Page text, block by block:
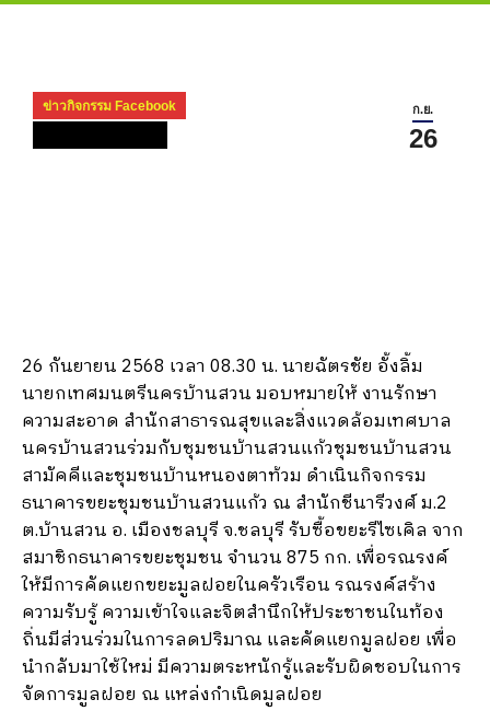
ก.ย.
26
ข่าวกิจกรรม Facebook
26 กันยายน 2568 เวลา 08.30 น. นายฉัตรชัย อั้งลิ้ม
นายกเทศมนตรีนครบ้านสวน มอบหมายให้ งานรักษา
ความสะอาด สำนักสาธารณสุขและสิ่งแวดล้อมเทศบาล
นครบ้านสวนร่วมกับชุมชนบ้านสวนแก้วชุมชนบ้านสวน
สามัคคีและชุมชนบ้านหนองตาท้วม ดำเนินกิจกรรม
ธนาคารขยะชุมชนบ้านสวนแก้ว ณ สำนักชีนารีวงศ์ ม.2
ต.บ้านสวน อ. เมืองชลบุรี จ.ชลบุรี รับซื้อขยะรีไซเคิล จาก
สมาชิกธนาคารขยะชุมชน จำนวน 875 กก. เพื่อรณรงค์
ให้มีการคัดแยกขยะมูลฝอยในครัวเรือน รณรงค์สร้าง
ความรับรู้ ความเข้าใจและจิตสำนึกให้ประชาชนในท้อง
ถิ่นมีส่วนร่วมในการลดปริมาณ และคัดแยกมูลฝอย เพื่อ
นำกลับมาใช้ใหม่ มีความตระหนักรู้และรับผิดชอบในการ
จัดการมูลฝอย ณ แหล่งกำเนิดมูลฝอย